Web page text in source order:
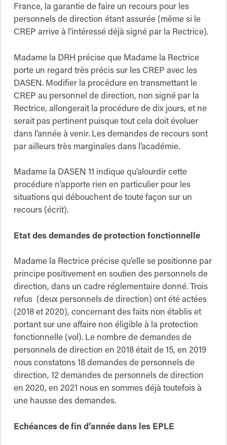
France, la garantie de faire un recours pour les
personnels de direction étant assurée (même si le
CREP arrive à l’intéressé déjà signé par la Rectrice).
Madame la DRH précise que Madame la Rectrice
porte un regard très précis sur les CREP avec les
DASEN. Modifier la procédure en transmettant le
CREP au personnel de direction, non signé par la
Rectrice, allongerait la procédure de dix jours, et ne
serait pas pertinent puisque tout cela doit évoluer
dans l’année à venir. Les demandes de recours sont
par ailleurs très marginales dans l’académie.
Madame la DASEN 11 indique qu’alourdir cette
procédure n’apporte rien en particulier pour les
situations qui débouchent de toute façon sur un
recours (écrit).
Etat des demandes de protection fonctionnelle
Madame la Rectrice précise qu’elle se positionne par
principe positivement en soutien des personnels de
direction, dans un cadre réglementaire donné. Trois
refus (deux personnels de direction) ont été actées
(2018 et 2020), concernant des faits non établis et
portant sur une affaire non éligible à la protection
fonctionnelle (vol). Le nombre de demandes de
personnels de direction en 2018 était de 15, en 2019
nous constatons 18 demandes de personnels de
direction, 12 demandes de personnels de direction
en 2020, en 2021 nous en sommes déjà toutefois à
une hausse des demandes.
Echéances de fin d’année dans les EPLE